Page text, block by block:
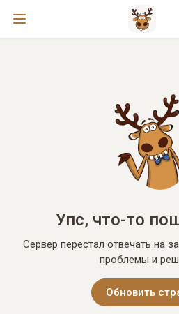
Упс, что-то
Сервер перестал отвечать на
проблемы и
Обновить